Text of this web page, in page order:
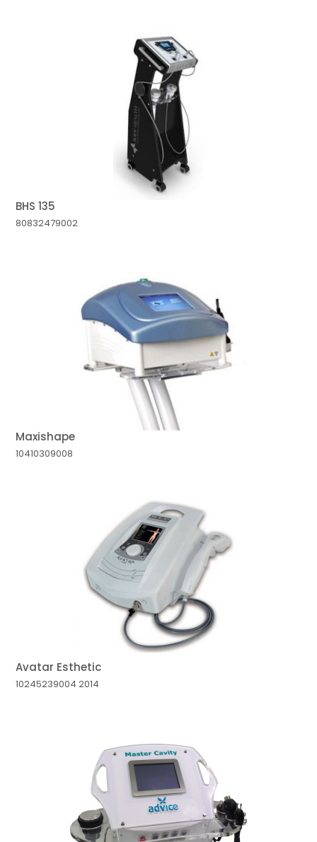
BHS 135
80832479002
Maxishape
10410309008
Avatar Esthetic
10245239004 2014